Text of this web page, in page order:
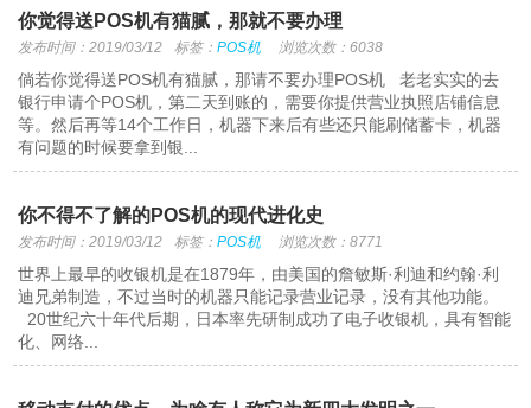
你觉得送POS机有猫腻，那就不要办理
发布时间：2019/03/12 标签：POS机 浏览次数：6038
倘若你觉得送POS机有猫腻，那请不要办理POS机 老老实实的去
银行申请个POS机，第二天到账的，需要你提供营业执照店铺信息
等。然后再等14个工作日，机器下来后有些还只能刷储蓄卡，机器
有问题的时候要拿到银...
你不得不了解的POS机的现代进化史
发布时间：2019/03/12 标签：POS机 浏览次数：8771
世界上最早的收银机是在1879年，由美国的詹敏斯·利迪和约翰·利
迪兄弟制造，不过当时的机器只能记录营业记录，没有其他功能。
20世纪六十年代后期，日本率先研制成功了电子收银机，具有智能
化、网络...